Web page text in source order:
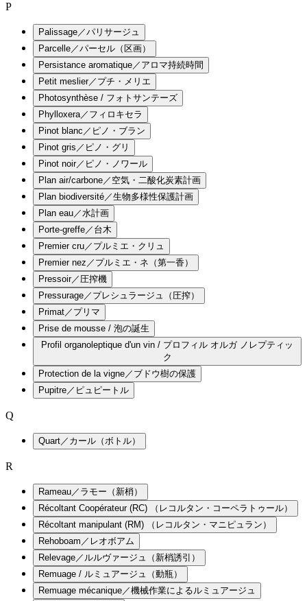
P
Palissage／パリサージュ
Parcelle／パーセル（区画）
Persistance aromatique／アロマ持続時間
Petit meslier／プチ・メリエ
Photosynthèse / フォトサンテーズ
Phylloxera／フィロキセラ
Pinot blanc／ピノ・ブラン
Pinot gris／ピノ・グリ
Pinot noir／ピノ・ノワール
Plan air/carbone／空気・二酸化炭素計画
Plan biodiversité／生物多様性保護計画
Plan eau／水計画
Porte-greffe／台木
Premier cru／プルミエ・クリュ
Premier nez／プルミエ・ネ（第一香）
Pressoir／圧搾機
Pressurage／プレシュラージュ（圧搾）
Primat／プリマ
Prise de mousse / 泡の誕生
Profil organoleptique d'un vin / プロフィル オルガ ノレプティッ
ク
Protection de la vigne／ブドウ樹の保護
Pupitre／ピュピートル
Q
Quart／カール（ボトル）
R
Rameau／ラモー（新梢）
Récoltant Coopérateur (RC) （レコルタン・コーペラトゥール）
Récoltant manipulant (RM) （レコルタン・マニピュラン）
Rehoboam／レオボアム
Relevage／ルルヴァージュ（新梢誘引）
Remuage / ルミュアージュ（動瓶）
Remuage mécanique／機械作業によるルミュアージュ